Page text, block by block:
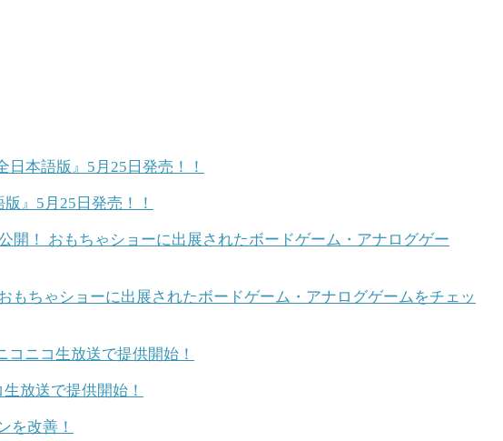
』5月25日発売！！
もちゃショーに出展されたボードゲーム・アナログゲームをチェッ
放送で提供開始！